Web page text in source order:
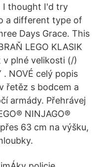
I thought I'd try
a different type of
Days Grace. This
LEGO KLASIK
v plné velikosti (/)
. NOVÉ celý popis
řetěz s bodcem a
armády. Přehrávej
NINJAGO®
63 cm na výšku,